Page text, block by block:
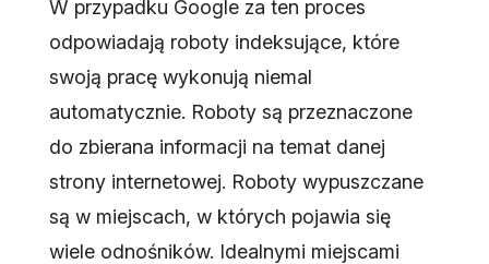
W przypadku Google za ten proces
odpowiadają roboty indeksujące, które
swoją pracę wykonują niemal
automatycznie. Roboty są przeznaczone
do zbierana informacji na temat danej
strony internetowej. Roboty wypuszczane
są w miejscach, w których pojawia się
wiele odnośników. Idealnymi miejscami